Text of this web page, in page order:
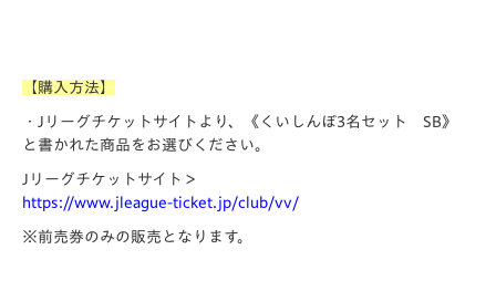
【購入方法】
・Jリーグチケットサイトより、《くいしんぼ3名セット SB》
と書かれた商品をお選びください。
Jリーグチケットサイト＞
https://www.jleague-ticket.jp/club/vv/
※前売券のみの販売となります。